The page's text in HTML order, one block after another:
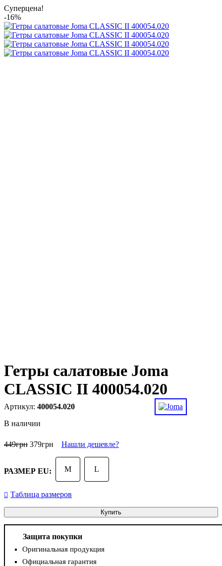
Суперцена!
-16%
Гетры салатовые Joma
CLASSIC II 400054.020
400054.020
В наличии
449грн 379грн Нашли дешевле?
РАЗМЕР EU: M L
Таблица размеров
Купить
Защита покупки
Оригинальная продукция
Официальная гарантия